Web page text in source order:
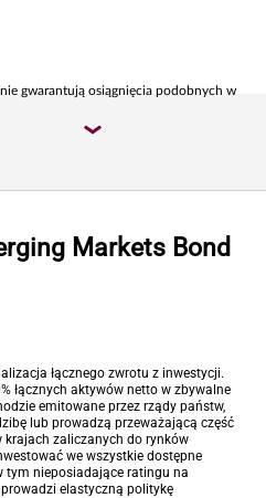
gwarantują osiągnięcia podobnych w
Markets Bond
łącznego zwrotu z inwestycji.
łącznych aktywów netto w zbywalne
emitowane przez rządy państw,
lub prowadzą przeważającą część
krajach zaliczanych do rynków
we wszystkie dostępne
tym nieposiadające ratingu na
elastyczną politykę